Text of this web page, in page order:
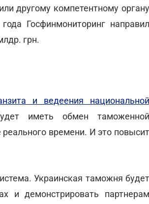
другому компетентному органу
Госфинмониторинг направил
грн.
и ведеения национальной
иметь обмен таможенной
времени. И это повысит
Украинская таможня будет
и демонстрировать партнерам